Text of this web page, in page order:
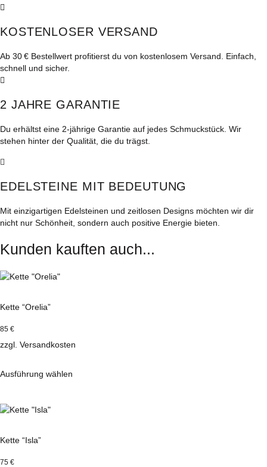
KOSTENLOSER VERSAND
Ab 30 € Bestellwert profitierst du von kostenlosem Versand. Einfach,
schnell und sicher.
2 JAHRE GARANTIE
Du erhältst eine 2-jährige Garantie auf jedes Schmuckstück. Wir
stehen hinter der Qualität, die du trägst.
EDELSTEINE MIT BEDEUTUNG
Mit einzigartigen Edelsteinen und zeitlosen Designs möchten wir dir
nicht nur Schönheit, sondern auch positive Energie bieten.
Kunden kauften auch...
Kette “Orelia”
85 €
zzgl. Versandkosten
Ausführung wählen
weist
auf.
Kette “Isla”
75 €